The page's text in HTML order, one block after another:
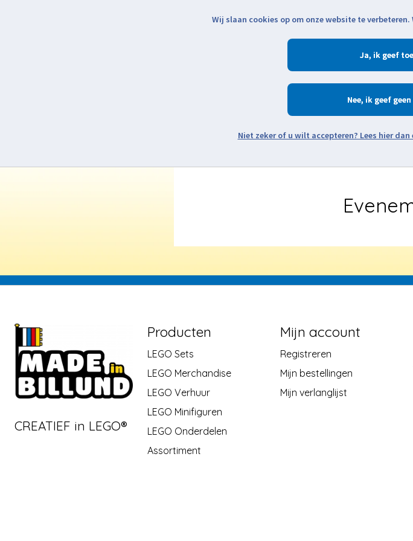
CREATIEF in LEGO®
Producten
LEGO Sets
LEGO Merchandise
LEGO Verhuur
LEGO Minifiguren
LEGO Onderdelen
Assortiment
Mijn account
Registreren
Mijn bestellingen
Mijn verlanglijst
Wij slaan cookies op om onze website te
Ja
Nee